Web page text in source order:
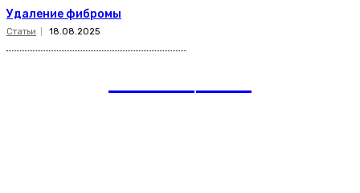
Удаление фибромы
Статьи 18.08.2025